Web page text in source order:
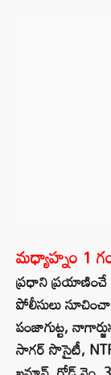
మధ్యాహ్నం 1
ప్రధాని ప్రయాణించే
పోలీసులు
పంజాగుట్ట,
సాగర్ సొసైటీ, NTR